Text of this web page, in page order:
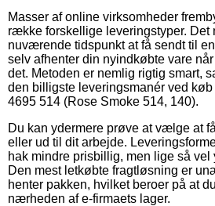
Masser af online virksomheder
række forskellige leveringstyper. Det
nuværende tidspunkt at få sendt til
selv afhenter din nyindkøbte vare
det. Metoden er nemlig rigtig smart,
den billigste leveringsmanér ved
4695 514 (Rose Smoke 514, 140).
Du kan ydermere prøve at vælge at
eller ud til dit arbejde.
hak mindre prisbillig, men lige så
Den mest letkøbte fragtløsning er
henter pakken, hvilket beroer på at
nærheden af e-firmaets lager.